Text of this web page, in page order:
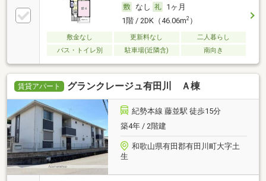
なし
1ヶ月
1階 / 2DK（46.06m2）
敷金なし 更新料なし
二人暮らし
バス・トイレ別
駐車場(近隣含) 南向き
賃貸アパート グランクレージュ有田川 Ａ棟
紀勢本線 藤並駅 徒歩15分
築4年 / 2階建
和歌山県有田郡有田川町大字土
生